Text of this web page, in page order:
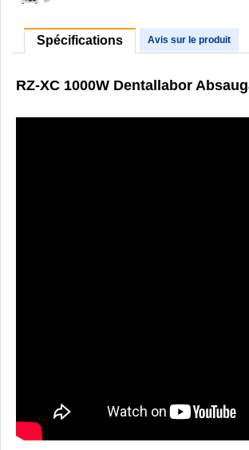
Spécifications Avis sur le produit
RZ-XC 1000W Dentallabor